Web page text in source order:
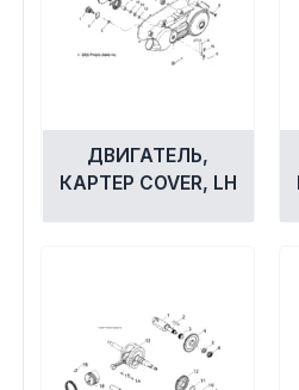
ДВИГАТЕЛЬ,
КАРТЕР COVER, LH